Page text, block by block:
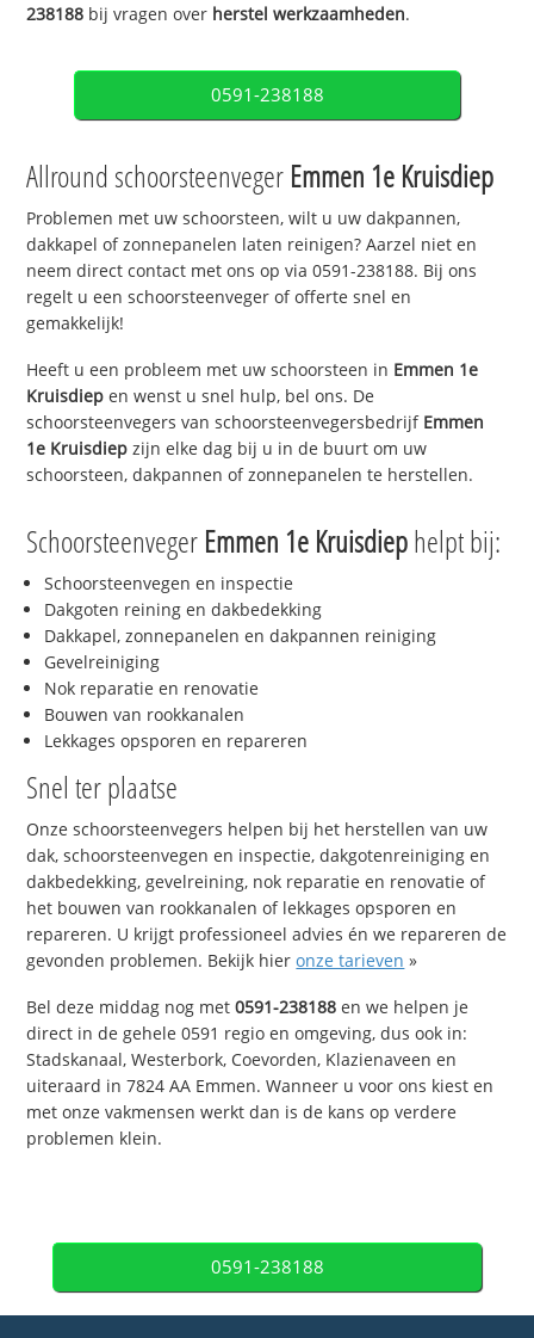
238188 bij vragen over herstel werkzaamheden.
0591-238188
Allround schoorsteenveger Emmen 1e Kruisdiep
Problemen met uw schoorsteen, wilt u uw dakpannen,
dakkapel of zonnepanelen laten reinigen? Aarzel niet en
neem direct contact met ons op via 0591-238188. Bij ons
regelt u een schoorsteenveger of offerte snel en
gemakkelijk!
Heeft u een probleem met uw schoorsteen in Emmen 1e
Kruisdiep en wenst u snel hulp, bel ons. De
schoorsteenvegers van schoorsteenvegersbedrijf Emmen
1e Kruisdiep zijn elke dag bij u in de buurt om uw
schoorsteen, dakpannen of zonnepanelen te herstellen.
Schoorsteenveger Emmen 1e Kruisdiephelpt bij:
Schoorsteenvegen en inspectie
Dakgoten reining en dakbedekking
Dakkapel, zonnepanelen en dakpannen reiniging
Gevelreiniging
Nok reparatie en renovatie
Bouwen van rookkanalen
Lekkages opsporen en repareren
Snel ter plaatse
Onze schoorsteenvegers helpen bij het herstellen van uw
dak, schoorsteenvegen en inspectie, dakgotenreiniging en
dakbedekking, gevelreining, nok reparatie en renovatie of
het bouwen van rookkanalen of lekkages opsporen en
repareren. U krijgt professioneel advies én we repareren de
gevonden problemen. Bekijk hieronze tarieven »
Bel deze middag nog met0591-238188 en we helpen je
direct in de gehele 0591 regio en omgeving, dus ook in:
Stadskanaal, Westerbork, Coevorden, Klazienaveen en
uiteraard in 7824 AA Emmen. Wanneer u voor ons kiest en
met onze vakmensen werkt dan is de kans op verdere
problemen klein.
0591-238188